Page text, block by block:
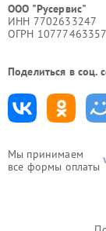
Мы принимаем
все формы оплаты
ООО "Русервис"
ИНН 7702633247
ОГРН
Поделиться в соц.